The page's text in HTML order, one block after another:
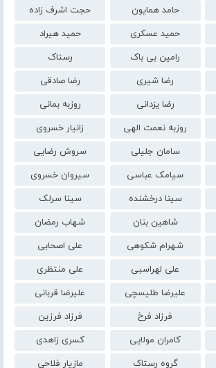
حامد همایون
حجت اشرف زاده
حمید عسکری
حمید هیراد
رامین بی باک
رستاک
رضا شیری
رضا صادقی
رضا یزدانی
روزبه بمانی
روزبه نعمت الهی
زانیار خسروی
سامان جلیلی
سروش رضایی
سیامک عباسی
سیروان خسروی
سینا درخشنده
سینا سرلک
شاهین بنان
شهاب رمضان
شهرام شکوهی
علی اصحابی
علی لهراسبی
علی منتظری
علیرضا طلیسچی
علیرضا قربانی
فرزاد فرخ
فرزاد فرزین
کامران مولایی
کسری زاهدی
گروه رستاک
مازیار فلاحی